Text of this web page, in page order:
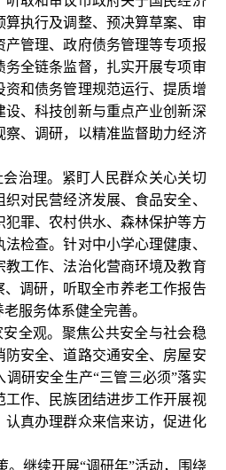
执行及调整、预决算草案、审
管理、政府债务管理等专项报
务全链条监督，扎实开展专项审
和债务管理规范运行、提质增
、科技创新与重点产业创新深
察、调研，以精准监督助力经济
治理。紧盯人民群众关心关切
对民营经济发展、食品安全、
罪、农村供水、森林保护等方
检查。针对中小学心理健康、
工作、法治化营商环境及教育
、调研，听取全市养老工作报告
服务体系健全完善。
全观。聚焦公共安全与社会稳
防安全、道路交通安全、房屋安
研安全生产“三管三必须”落实
作、民族团结进步工作开展视
真办理群众来信来访，促进化
。继续开展“调研年”活动，围绕